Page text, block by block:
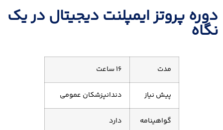
دوره پروتز ایمپلنت دیجیتال در یک
نگاه
مدت 16 ساعت
پیش نیاز دندانپزشکان عمومی
گواهینامه دارد